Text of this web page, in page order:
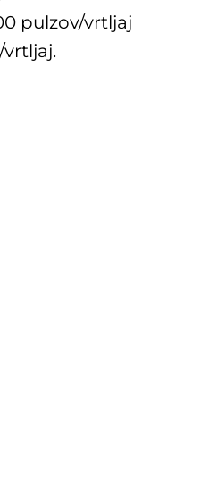
pulzov/vrtljaj